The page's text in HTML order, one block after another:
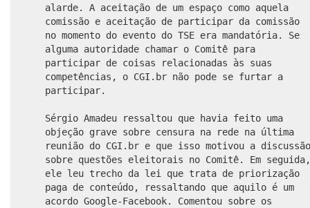
alarde. A aceitação de um espaço como aquela
comissão e aceitação de participar da comissão
no momento do evento do TSE era mandatória. Se
alguma autoridade chamar o Comitê para
participar de coisas relacionadas às suas
competências, o CGI.br não pode se furtar a
participar.
Sérgio Amadeu ressaltou que havia feito uma
objeção grave sobre censura na rede na última
reunião do CGI.br e que isso motivou a discussão
sobre questões eleitorais no Comitê. Em seguida,
ele leu trecho da lei que trata de priorização
paga de conteúdo, ressaltando que aquilo é um
acordo Google-Facebook. Comentou sobre os